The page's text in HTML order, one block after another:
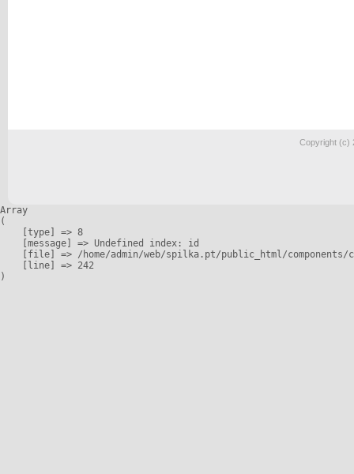
Copyright (c)
Array
(
    [type] => 8
    [message] => Undefined index: id
[file] => /home/admin/web/spilka.pt/public_html/
    [line] => 242